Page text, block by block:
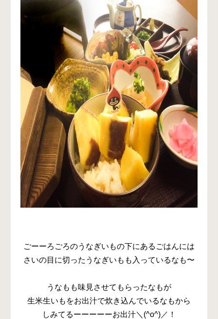
ごーーろごろのうなぎいもの下にあるごはんには
さいの目に切ったうなぎいもも入っているなも〜
うなもも味見させてもらったなもが
生米生いもをお出汁で炊き込んでいるなもから
しみてるーーーーーお出汁＼(^o^)／！